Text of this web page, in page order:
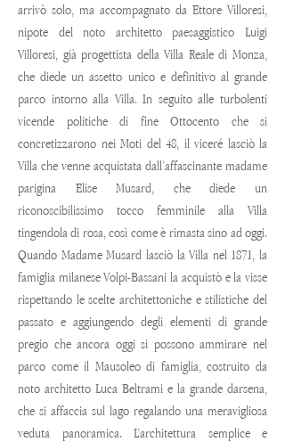
arrivò solo, ma accompagnato da Ettore Villoresi,
nipote del noto architetto paesaggistico Luigi
Villoresi, già progettista della Villa Reale di Monza,
che diede un assetto unico e definitivo al grande
parco intorno alla Villa. In seguito alle turbolenti
vicende politiche di fine Ottocento che si
concretizzarono nei Moti del 48, il viceré lasciò la
Villa che venne acquistata dall’affascinante madame
parigina Elise Musard, che diede un
riconoscibilissimo tocco femminile alla Villa
tingendola di rosa, così come è rimasta sino ad oggi.
Quando Madame Musard lasciò la Villa nel 1871, la
famiglia milanese Volpi-Bassani la acquistò e la visse
rispettando le scelte architettoniche e stilistiche del
passato e aggiungendo degli elementi di grande
pregio che ancora oggi si possono ammirare nel
parco come il Mausoleo di famiglia, costruito da
noto architetto Luca Beltrami e la grande darsena,
che si affaccia sul lago regalando una meravigliosa
veduta panoramica. L’architettura semplice e